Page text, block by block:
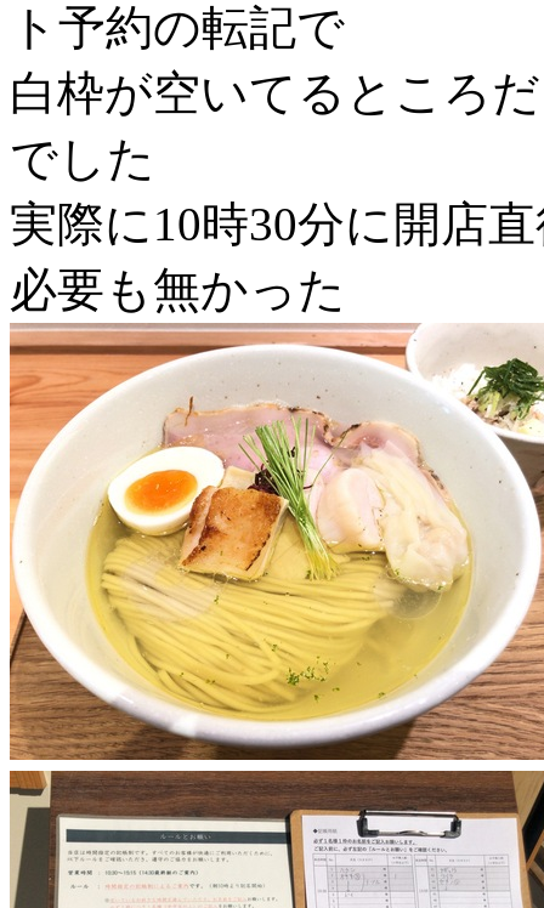
ト予約の転記で
白枠が空いてるところ
でした
実際に10時30分に開店
必要も無かった